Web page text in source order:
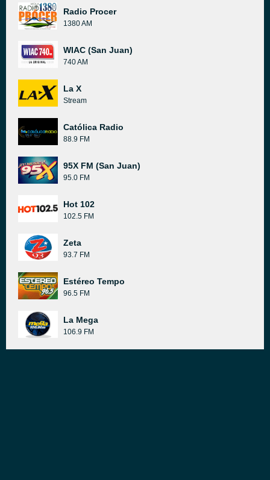
Radio Procer
1380 AM
WIAC (San Juan)
740 AM
La X
Stream
Católica Radio
88.9 FM
95X FM (San Juan)
95.0 FM
Hot 102
102.5 FM
Zeta
93.7 FM
Estéreo Tempo
96.5 FM
La Mega
106.9 FM